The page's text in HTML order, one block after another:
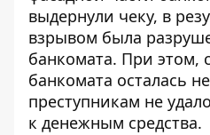
выдернули чеку, в
взрывом была
банкомата. При этом,
банкомата осталась
преступникам не
к денежным средства.